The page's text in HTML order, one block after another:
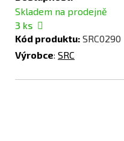
Skladem na prodejně
3 ks
Kód produktu: SRC0290
Výrobce: SRC